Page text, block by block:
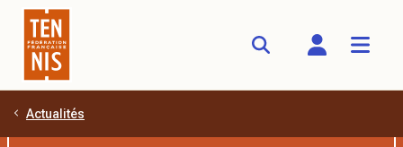
Aller au contenu principal
Actualités